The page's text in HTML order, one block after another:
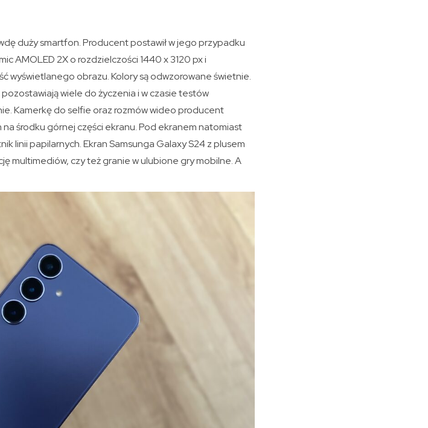
duży smartfon. Producent postawił w jego przypadku
AMOLED 2X o rozdzielczości 1440 x 3120 px i
wyświetlanego obrazu. Kolory są odwzorowane świetnie.
wiele do życzenia i w czasie testów
Kamerkę do selfie oraz rozmów wideo producent
środku górnej części ekranu. Pod ekranem natomiast
linii papilarnych. Ekran Samsunga Galaxy S24 z plusem
multimediów, czy też granie w ulubione gry mobilne. A